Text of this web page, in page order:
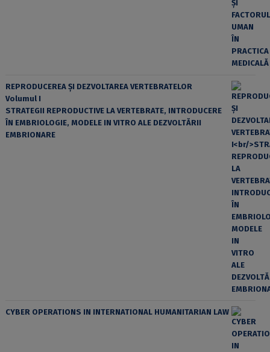
REPRODUCEREA ȘI DEZVOLTAREA VERTEBRATELOR
Volumul I
STRATEGII REPRODUCTIVE LA VERTEBRATE, INTRODUCERE
ÎN EMBRIOLOGIE, MODELE IN VITRO ALE DEZVOLTĂRII
EMBRIONARE
CYBER OPERATIONS IN INTERNATIONAL HUMANITARIAN LAW